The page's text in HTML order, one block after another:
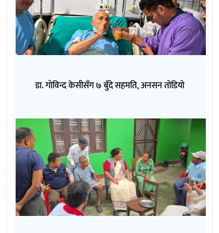
डा. गोविन्द केसीसँग ७ बुँदे सहमति, अनसन तोडियो